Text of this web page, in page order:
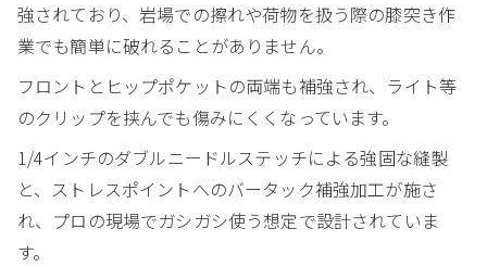
強されており、岩場での擦れや荷物を扱う際の膝突き作
業でも簡単に破れることがありません。
フロントとヒップポケットの両端も補強され、ライト等
のクリップを挟んでも傷みにくくなっています。
1/4インチのダブルニードルステッチによる強固な縫製
と、ストレスポイントへのバータック補強加工が施さ
れ、プロの現場でガシガシ使う想定で設計されていま
す。